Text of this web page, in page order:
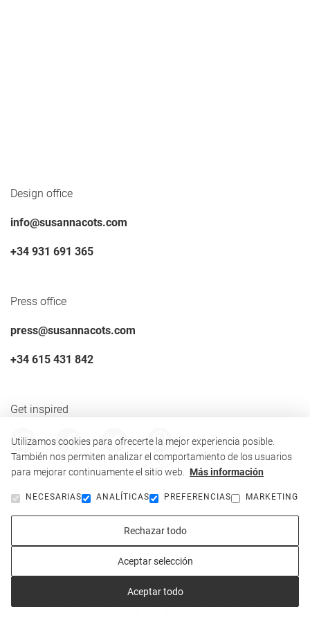
Design office
info@susannacots.com
+34 931 691 365
Press office
press@susannacots.com
+34 615 431 842
Get inspired
Aviso legal
Política de privacidad
© Susanna Cots Interior Design 2026
Utilizamos cookies para ofrecerte la mejor experiencia posible.
También nos permiten analizar el comportamiento de los usuarios
para mejorar continuamente el sitio web.
Más información
NECESARIAS ANALÍTICAS PREFERENCIAS MARKETING
Rechazar todo
Aceptar selección
Aceptar todo